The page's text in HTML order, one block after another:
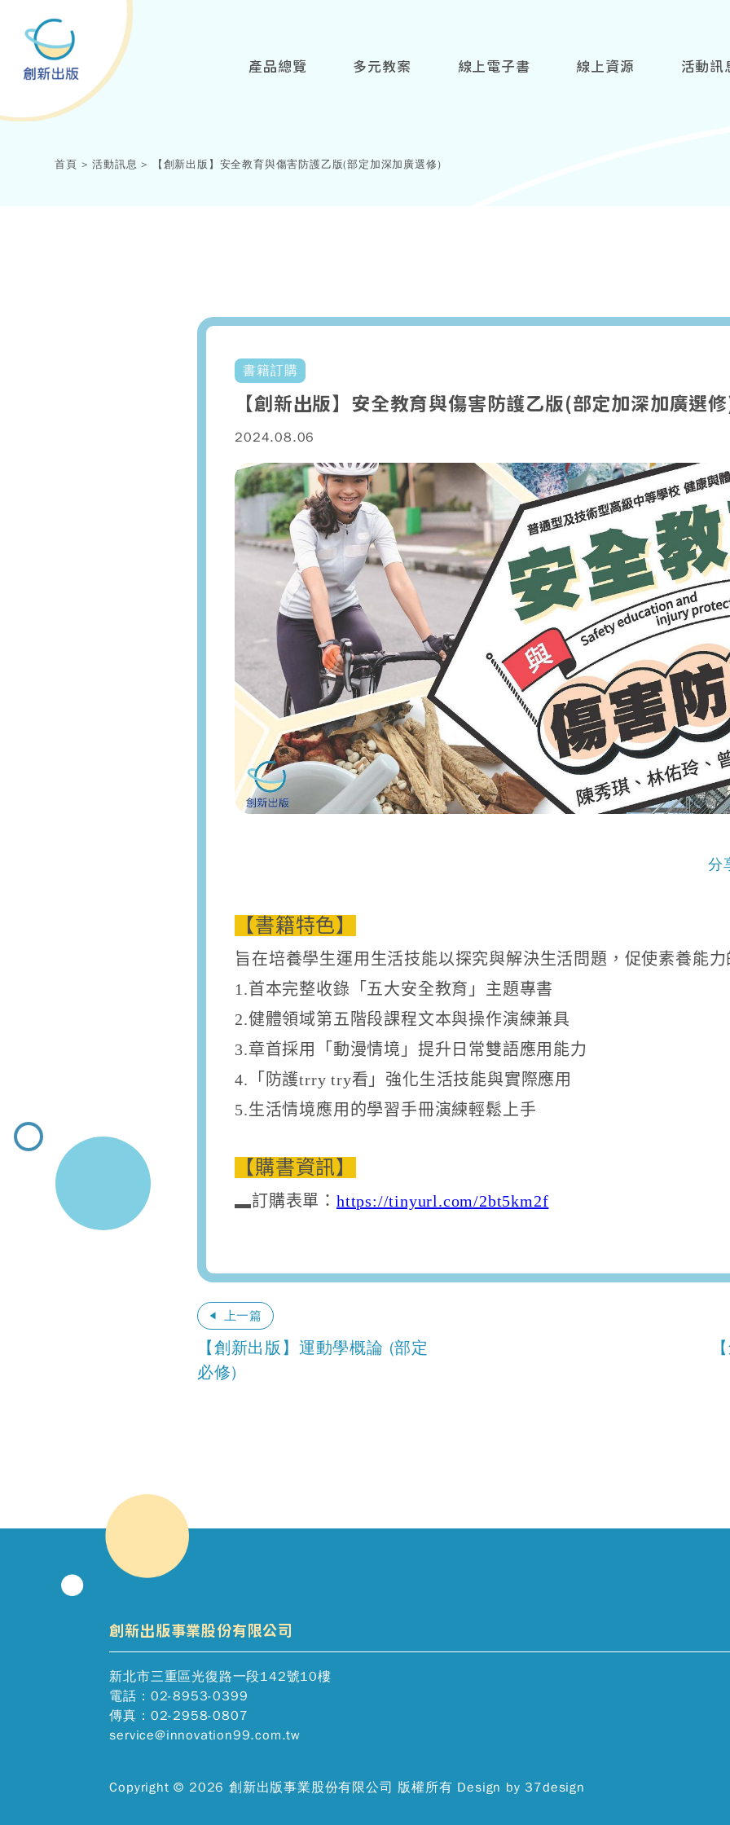
產品總覽 多元教案 線上電子書 線上資源 活動訊
首頁 活動訊息 【創新出版】安全教育與傷害防護乙版(部定加深加廣選修)
書籍訂購
【創新出版】安全教育與傷害防護乙版(部定加深加廣選
2024.08.06
分
【書籍特色】
旨在培養學生運用生活技能以探究與解決生活問題，促使素養能
1.首本完整收錄「五大安全教育」主題專書
2.健體領域第五階段課程文本與操作演練兼具
3.章首採用「動漫情境」提升日常雙語應用能力
4.「防護trry try看」強化生活技能與實際應用
5.生活情境應用的學習手冊演練輕鬆上手
【購書資訊】
▂訂購表單： https://tinyurl.com/2bt5km2f
上一篇
【創新出版】運動學概論 (部定
必修)
創新出版事業股份有限公司
新北市三重區光復路一段142號10樓
電話：02-8953-0399
傳真：02-2958-0807
service@innovation99.com.tw
Copyright © 2026 創新出版事業股份有限公司 版權所有 Design by 37design